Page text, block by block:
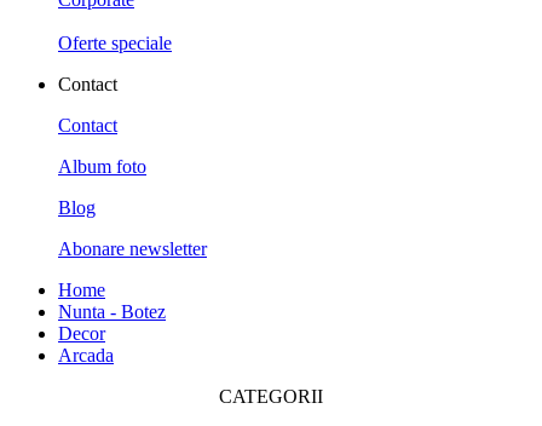
Oferte speciale
Contact
Contact
Album foto
Blog
Abonare newsletter
Home
Nunta - Botez
Decor
Arcada
CATEGORII